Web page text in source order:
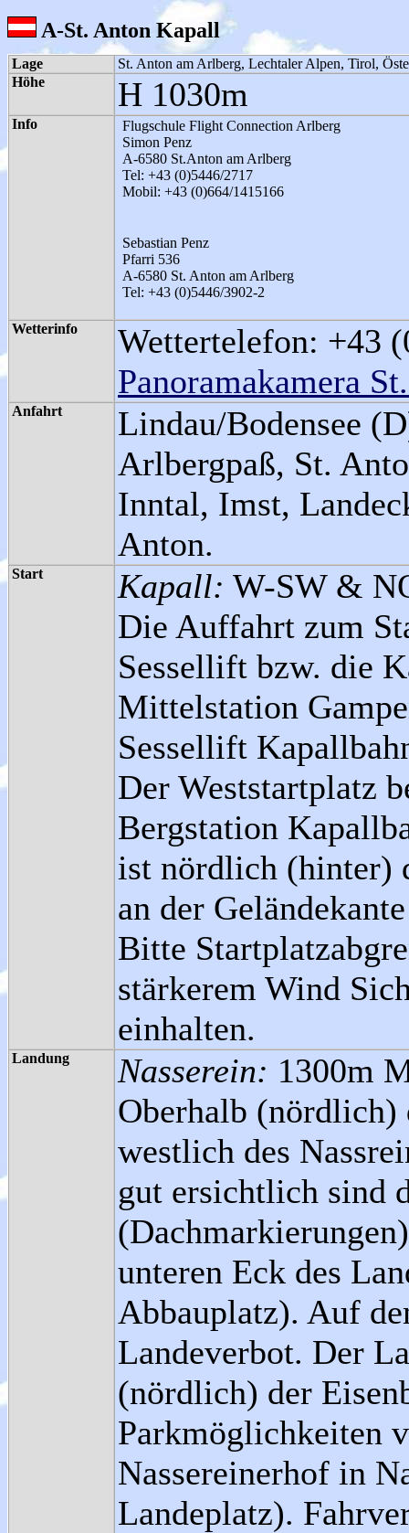
A-St. Anton Kapall
Lage
St. Anton am Arlberg, Lechtaler Alpen, Tirol,
Höhe
H 1030m
Info
Flugschule Flight Connection Arlberg
Simon Penz
A-6580 St.Anton am Arlberg
Tel: +43 (0)5446/2717
Mobil: +43 (0)664/1415166
Sebastian Penz
Pfarri 536
A-6580 St. Anton am Arlberg
Tel: +43 (0)5446/3902-2
Wetterinfo
Wettertelefon: +43
Panoramakamera
Anfahrt
Lindau/Bodensee
Arlbergpaß, St.
Inntal, Imst,
Anton.
Start Kapall: W-SW &
Die Auffahrt zum
Sessellift bzw. die
Mittelstation
Sessellift
Der Weststartplatz
Bergstation
ist nördlich (hinter)
an der
Bitte
stärkerem Wind
einhalten.
Landung Nasserein: 1300m
Oberhalb (nördlich)
westlich des
gut ersichtlich sind
unteren Eck des
Abbauplatz). Auf
Landeverbot. Der
(nördlich) der
Parkmöglichkeiten
Nassereinerhof in
Landeplatz).